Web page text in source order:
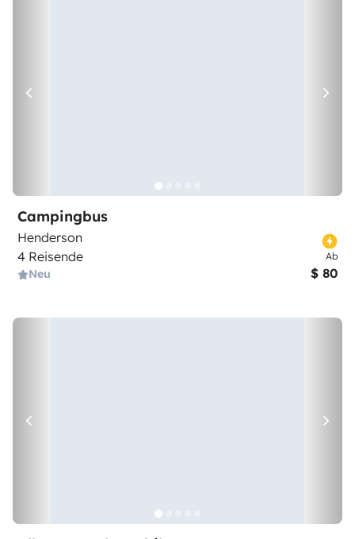
Campingbus
Henderson
4 Reisende
Neu
Ab
$ 80